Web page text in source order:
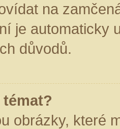
na
je automaticky
důvodů.
obrázky, které